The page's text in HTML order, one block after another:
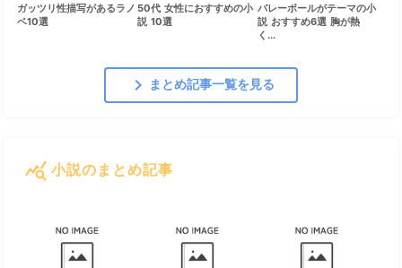
ガッツリ性描写があるラノ
ベ10選
50代 女性におすすめの小
説 10選
バレーボールがテーマの小
説 おすすめ6選 胸が熱
く...
chevron_right まとめ記事一覧を見る
query_stats 小説のまとめ記事